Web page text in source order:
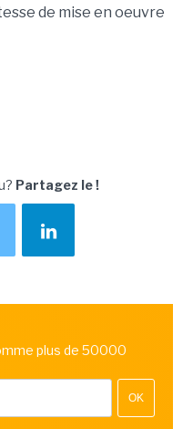
de mise en oeuvre
Partagez le !
plus de 50000
OK